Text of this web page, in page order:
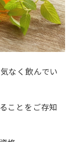
なく飲んでい
ことをご存知